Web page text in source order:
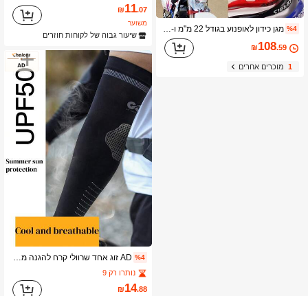
%4 מגן כידון לאופנוע בגודל 22 מ"מ ו-28 מ"מ מתאים לאופנועי שטח של YZ סוזוקי
₪108.59
1מוכרים אחרים
₪11.07
משוער
שיעור גבוה של לקוחות חוזרים
%4 AD זוג אחד שרוולי קרח להגנה מפני השמש בקיץ, שרוולי זרוע לרכיבה על אופניים בדיג לספורט חיצוני, כיסויי שרוול משי קרח לנשימה לשני המינים
נותרו רק 9
₪14.88